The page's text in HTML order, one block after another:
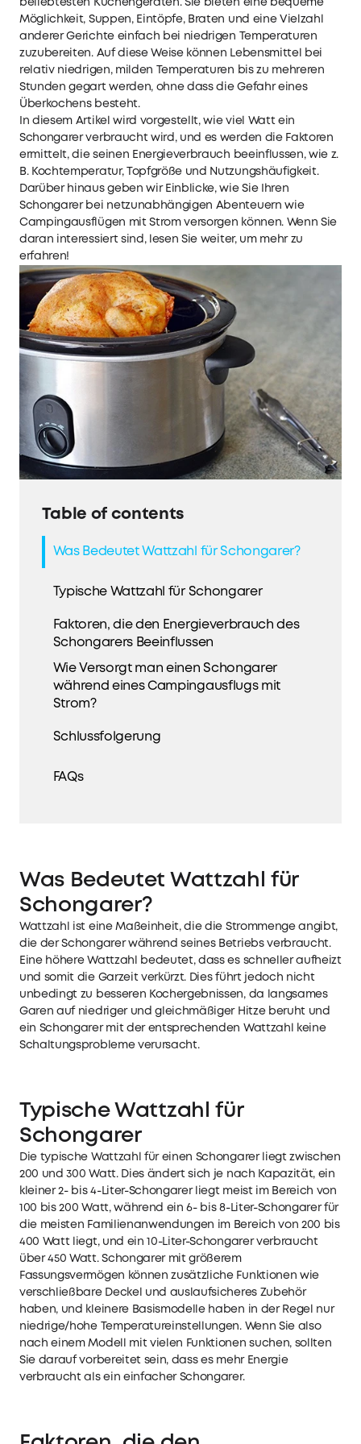
beliebtesten Küchengeräten. Sie bieten eine bequeme
Möglichkeit, Suppen, Eintöpfe, Braten und eine Vielzahl
anderer Gerichte einfach bei niedrigen Temperaturen
zuzubereiten. Auf diese Weise können Lebensmittel bei
relativ niedrigen, milden Temperaturen bis zu mehreren
Stunden gegart werden, ohne dass die Gefahr eines
Überkochens besteht.
In diesem Artikel wird vorgestellt, wie viel Watt ein
Schongarer verbraucht wird, und es werden die Faktoren
ermittelt, die seinen Energieverbrauch beeinflussen, wie z.
B. Kochtemperatur, Topfgröße und Nutzungshäufigkeit.
Darüber hinaus geben wir Einblicke, wie Sie Ihren
Schongarer bei netzunabhängigen Abenteuern wie
Campingausflügen mit Strom versorgen können. Wenn Sie
daran interessiert sind, lesen Sie weiter, um mehr zu
erfahren!
Table of contents
Was Bedeutet Wattzahl für Schongarer?
Typische Wattzahl für Schongarer
Faktoren, die den Energieverbrauch des
Schongarers Beeinflussen
Wie Versorgt man einen Schongarer
während eines Campingausflugs mit
Strom?
Schlussfolgerung
FAQs
Was Bedeutet Wattzahl für
Schongarer?
Wattzahl ist eine Maßeinheit, die die Strommenge angibt,
die der Schongarer während seines Betriebs verbraucht.
Eine höhere Wattzahl bedeutet, dass es schneller aufheizt
und somit die Garzeit verkürzt. Dies führt jedoch nicht
unbedingt zu besseren Kochergebnissen, da langsames
Garen auf niedriger und gleichmäßiger Hitze beruht und
ein Schongarer mit der entsprechenden Wattzahl keine
Schaltungsprobleme verursacht.
Typische Wattzahl für
Schongarer
Die typische Wattzahl für einen Schongarer liegt zwischen
200 und 300 Watt. Dies ändert sich je nach Kapazität, ein
kleiner 2- bis 4-Liter-Schongarer liegt meist im Bereich von
100 bis 200 Watt, während ein 6- bis 8-Liter-Schongarer für
die meisten Familienanwendungen im Bereich von 200 bis
400 Watt liegt, und ein 10-Liter-Schongarer verbraucht
über 450 Watt. Schongarer mit größerem
Fassungsvermögen können zusätzliche Funktionen wie
verschließbare Deckel und auslaufsicheres Zubehör
haben, und kleinere Basismodelle haben in der Regel nur
niedrige/hohe Temperatureinstellungen. Wenn Sie also
nach einem Modell mit vielen Funktionen suchen, sollten
Sie darauf vorbereitet sein, dass es mehr Energie
verbraucht als ein einfacher Schongarer.